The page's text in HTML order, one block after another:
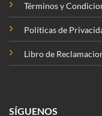
Términos y
Políticas de
Libro de
SÍGUENOS